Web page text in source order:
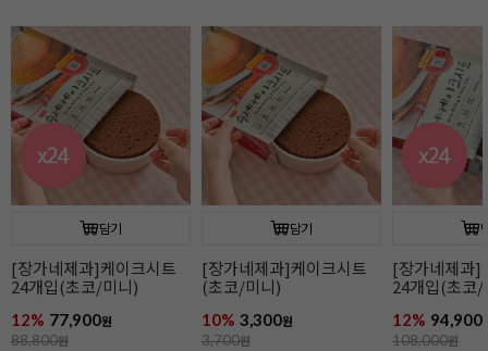
담기
[장가네제과]케이크시트
24개입(초코/미니)
12% 77,900원
88,800원
담기
[장가네제과]케이크시트
(초코/미니)
10% 3,300원
3,700원
[장가네제과]
24개입(초코/
12% 94,900
108,000원